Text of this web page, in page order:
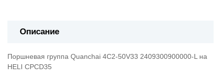
Описание
Поршневая группа Quanchai 4C2-50V33 2409300900000-L на
HELI CPCD35